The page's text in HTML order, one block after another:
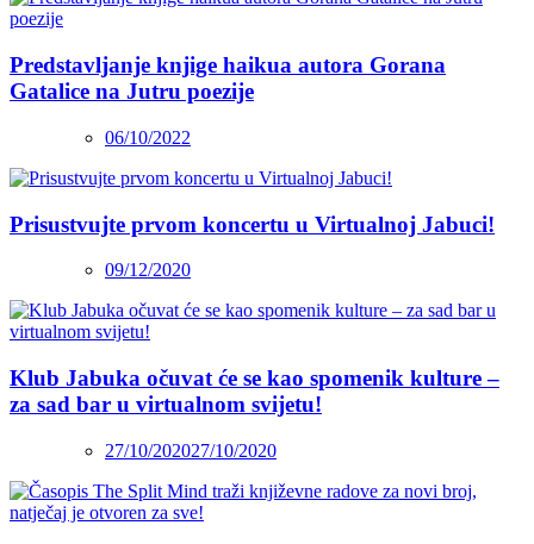
Predstavljanje knjige haikua autora Gorana
Gatalice na Jutru poezije
06/10/2022
Prisustvujte prvom koncertu u Virtualnoj Jabuci!
09/12/2020
Klub Jabuka očuvat će se kao spomenik kulture –
za sad bar u virtualnom svijetu!
27/10/202027/10/2020